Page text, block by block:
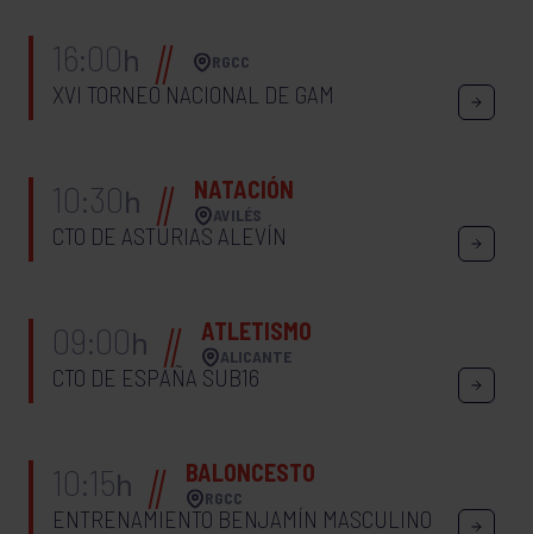
16:00h RGCC
XVI TORNEO NACIONAL DE GAM
10:30h NATACIÓN
AVILÉS
CTO DE ASTURIAS ALEVÍN
09:00h ATLETISMO
ALICANTE
CTO DE ESPAÑA SUB16
10:15h BALONCESTO
RGCC
ENTRENAMIENTO BENJAMÍN MASCULINO